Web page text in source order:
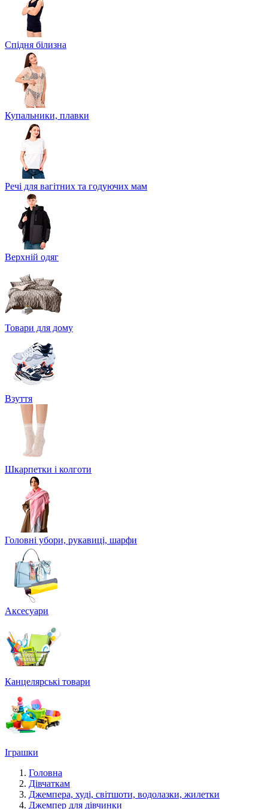
Спідня білизна
Купальники, плавки
Речі для вагітних та годуючих мам
Верхній одяг
Товари для дому
Взуття
Шкарпетки і колготи
Головні убори, рукавиці, шарфи
Аксесуари
Канцелярські товари
Іграшки
Головна
Дівчаткам
Джемпера, худі, світшоти, водолазки, жилетки
Джемпер для дівчинки